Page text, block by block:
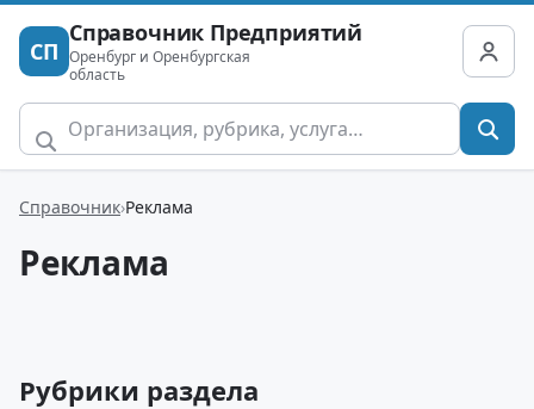
СП
Справочник Предприятий
Оренбург и Оренбургская
область
Справочник Реклама
Реклама
Рубрики раздела